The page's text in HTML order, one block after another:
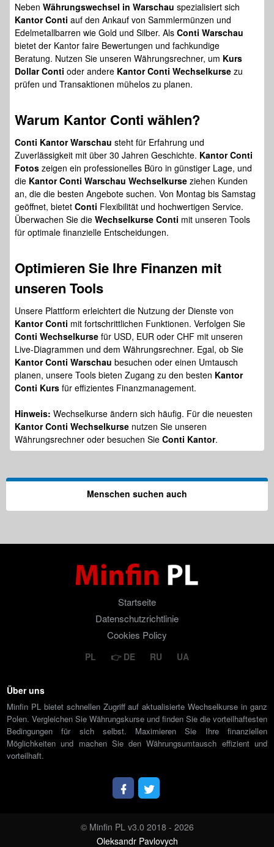
Neben Währungswechsel in Warschau spezialisiert sich
Kantor Conti auf den Ankauf von Sammlermünzen und
Edelmetallbarren wie Gold und Silber. Als Conti Warschau
bietet der Kantor faire Bewertungen und fachkundige
Beratung. Nutzen Sie unseren Währungsrechner, um Kurs
Dollar Conti oder andere Kantor Conti Wechselkurse zu
prüfen und Transaktionen mühelos zu planen.
Warum Kantor Conti wählen?
Conti Kantor Warschau steht für Erfahrung und
Zuverlässigkeit mit über 30 Jahren Geschichte. Kantor Conti
Fotos zeigen ein professionelles Büro in günstiger Lage, und
die Kantor Conti Warschau Wechselkurse ziehen Kunden
an, die die besten Angebote suchen. Von Montag bis Samstag
geöffnet, bietet Conti Flexibilität und hochwertigen Service.
Überwachen Sie die Wechselkurse Conti mit unseren Tools
für optimale finanzielle Entscheidungen.
Optimieren Sie Ihre Finanzen mit
unseren Tools
Unsere Plattform erleichtert die Nutzung der Dienste von
Kantor Conti mit fortschrittlichen Funktionen. Verfolgen Sie
Conti Wechselkurse für USD, EUR oder CHF mit unseren
Live-Diagrammen und dem Währungsrechner. Egal, ob Sie
Kantor Conti Warschau besuchen oder einen Umtausch
planen, unsere Tools bieten Zugang zu den besten Kantor
Conti Kurs für effizientes Finanzmanagement.
Hinweis: Wechselkurse ändern sich häufig. Für die neuesten
Kantor Conti Wechselkurse nutzen Sie unseren
Währungsrechner oder besuchen Sie Conti Kantor.
Menschen suchen auch
Startseite
Datenschutzrichtlinie
Cookies Policy
PL DE RU UA
Über uns
Minfin PL bietet schnellen Zugriff auf aktualisierte Wechselkurse in ganz
Polen. Vergleichen Sie Währungskurse und finden Sie die vorteilhaftesten
Bedingungen für sich selbst. Maximieren Sie Ihre finanziellen
Möglichkeiten und machen Sie den Währungsumtausch effizient und
vorteilhaft.
© Minfin PL v3.0 2018 - 2026
Oleksandr Pavlovych